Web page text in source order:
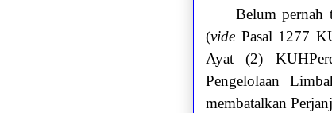
Belum pernah
(vide Pasal 1277
Ayat (2)
Pengelolaan
membatalkan